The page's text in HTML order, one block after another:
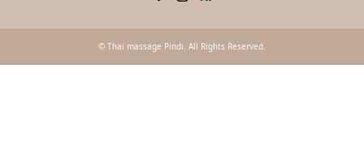
© Thai massage Pindi. All Rights Reserved.